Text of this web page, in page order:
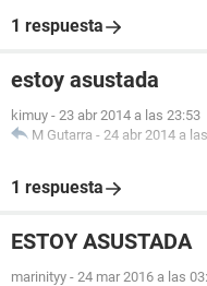
1 respuesta
estoy asustada
kimuy - 23 abr 2014 a las 23:53
M Gutarra - 24 abr 2014 a
1 respuesta
ESTOY ASUSTADA
marinityy - 24 mar 2016 a las